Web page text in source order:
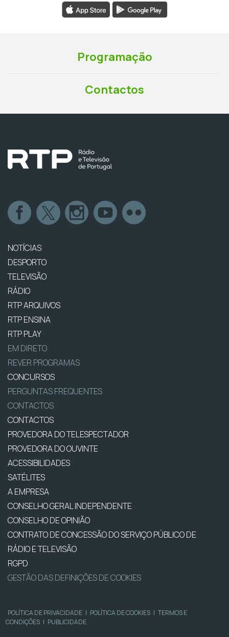
Programação
Contactos
NOTÍCIAS
DESPORTO
TELEVISÃO
RÁDIO
RTP ARQUIVOS
RTP ENSINA
RTP PLAY
EM DIRETO
REVER PROGRAMAS
CONCURSOS
PERGUNTAS FREQUENTES
CONTACTOS
CONTACTOS
PROVEDORA DO TELESPECTADOR
PROVEDORA DO OUVINTE
ACESSIBILIDADES
SATÉLITES
A EMPRESA
CONSELHO GERAL INDEPENDENTE
CONSELHO DE OPINIÃO
CONTRATO DE CONCESSÃO DO SERVIÇO PÚBLICO DE
RÁDIO E TELEVISÃO
RGPD
GESTÃO DAS DEFINIÇÕES DE COOKIES
POLÍTICA DE PRIVACIDADE | POLÍTICA DE COOKIES | TERMOS E
CONDIÇÕES | PUBLICIDADE